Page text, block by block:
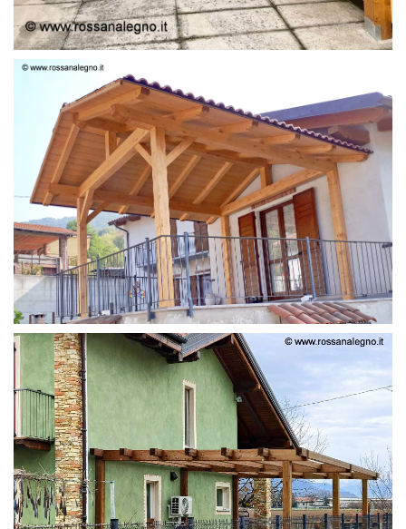
STRUTTURA LAMELLARE PRETAGLIATO